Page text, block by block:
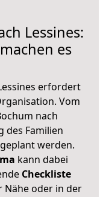
Lessines:
es
erfordert
Vom
nach
des Familien
werden.
kann dabei
Checkliste
Nähe oder in der